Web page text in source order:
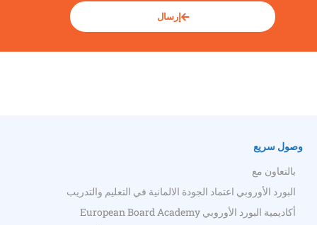
إرسال
وصول سريع
بالتعاون مع
البورد الأوروبي اعتماد الجودة الالمانية في التعليم والتدريب
أكاديمية البورد الأوروبي European Board Academy